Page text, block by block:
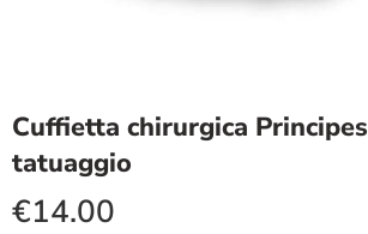
Cuffietta chirurgica
tatuaggio
€14.00